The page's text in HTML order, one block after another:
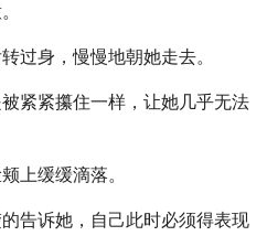
过身，慢慢地朝她走去。
紧紧攥住一样，让她几乎无法
上缓缓滴落。
告诉她，自己此时必须得表现